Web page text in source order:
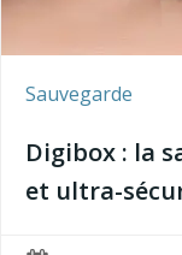
Sauvegarde
Digibox : la
et ultra-